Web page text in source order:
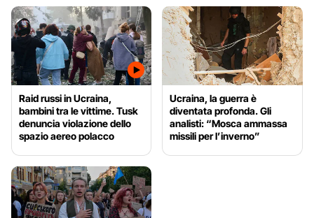
Raid russi in Ucraina,
bambini tra le vittime. Tusk
denuncia violazione dello
spazio aereo polacco
Ucraina, la guerra è
diventata profonda. Gli
analisti: “Mosca ammassa
missili per l’inverno”